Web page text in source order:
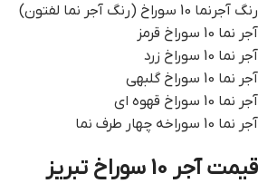
رنگ آجرنما 10 سوراخ (رنگ آجر نما لفتون)
آجر نما 10 سوراخ قرمز
آجر نما 10 سوراخ زرد
آجر نما 10 سوراخ گلبهی
آجر نما 10 سوراخ قهوه ای
آجر نما 10 سوراخه چهار طرف نما
قیمت آجر 10 سوراخ تبریز